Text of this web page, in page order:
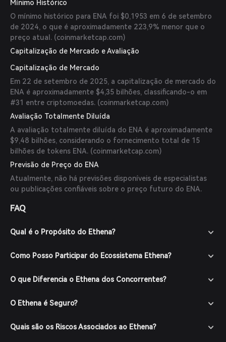
Mínimo Histórico
O mínimo histórico para ENA foi $0,1953 em 6 de setembro
de 2024, o que é aproximadamente 223,9% menor que o
preço atual. (coinmarketcap.com)
Capitalização de Mercado e Avaliação
Capitalização de Mercado
Em 22 de setembro de 2025, a capitalização de mercado do
ENA é aproximadamente $4,35 bilhões, classificando-o em
#31 entre criptomoedas. (coinmarketcap.com)
Avaliação Totalmente Diluída
A avaliação totalmente diluída do ENA é aproximadamente
$9,48 bilhões, considerando o fornecimento total de 15
bilhões de tokens ENA. (coinmarketcap.com)
Previsão de Preço do ENA
Atualmente, não há previsões disponíveis de especialistas
ou publicações confiáveis sobre o preço futuro do ENA.
FAQ
Qual é o Propósito do Ethena?
Como Posso Participar do Ecossistema Ethena?
O que Diferencia o Ethena dos Concorrentes?
O Ethena é Seguro?
Quais são os Riscos Associados ao Ethena?